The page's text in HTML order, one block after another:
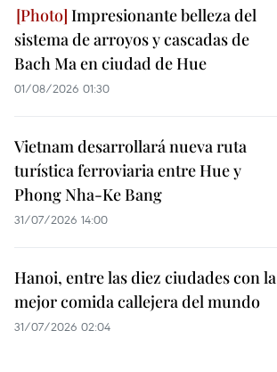
Impresionante belleza del
sistema de arroyos y cascadas de
Bach Ma en ciudad de Hue
01/08/2026 01:30
Vietnam desarrollará nueva ruta
turística ferroviaria entre Hue y
Phong Nha-Ke Bang
31/07/2026 14:00
Hanoi, entre las diez ciudades con la
mejor comida callejera del mundo
31/07/2026 02:04